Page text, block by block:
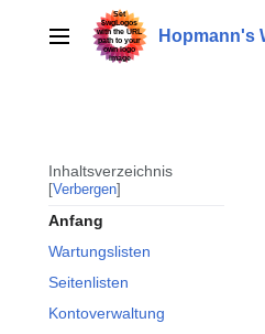
springenHauptmenü Hopmann's
Inhaltsverzeichnis
Verbergen
Anfang
Wartungslisten
Seitenlisten
Kontoverwaltung